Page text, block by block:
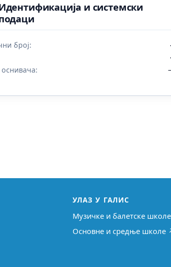
и системски
број:
оснивача:
УЛАЗ У ГАЛИС
Музичке и балетске
Основне и средње школе